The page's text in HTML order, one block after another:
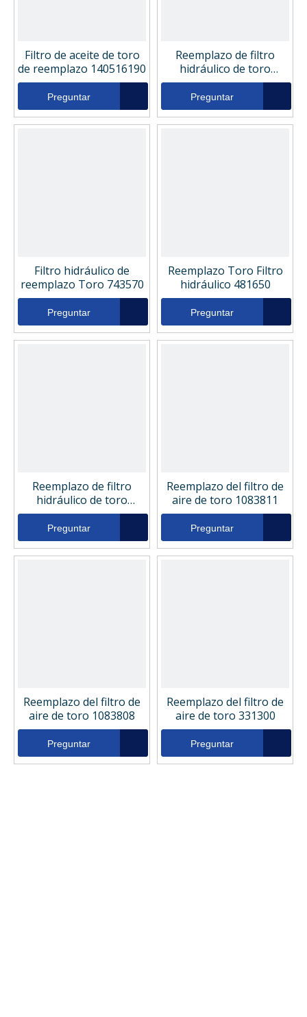
Filtro de aceite de toro
de reemplazo 140516190
Preguntar
Reemplazo de filtro
hidráulico de toro
743610
Preguntar
Filtro hidráulico de
reemplazo Toro 743570
Preguntar
Reemplazo Toro Filtro
hidráulico 481650
Preguntar
Reemplazo de filtro
hidráulico de toro
924709
Preguntar
Reemplazo del filtro de
aire de toro 1083811
Preguntar
Reemplazo del filtro de
aire de toro 1083808
Preguntar
Reemplazo del filtro de
aire de toro 331300
Preguntar